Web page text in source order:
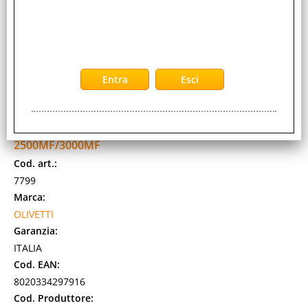
OLIVETTI B0706 TONER NERO PER D-COPIA
2500MF/3000MF
Cod. art.:
7799
Marca:
OLIVETTI
Garanzia:
ITALIA
Cod. EAN:
8020334297916
Cod. Produttore: